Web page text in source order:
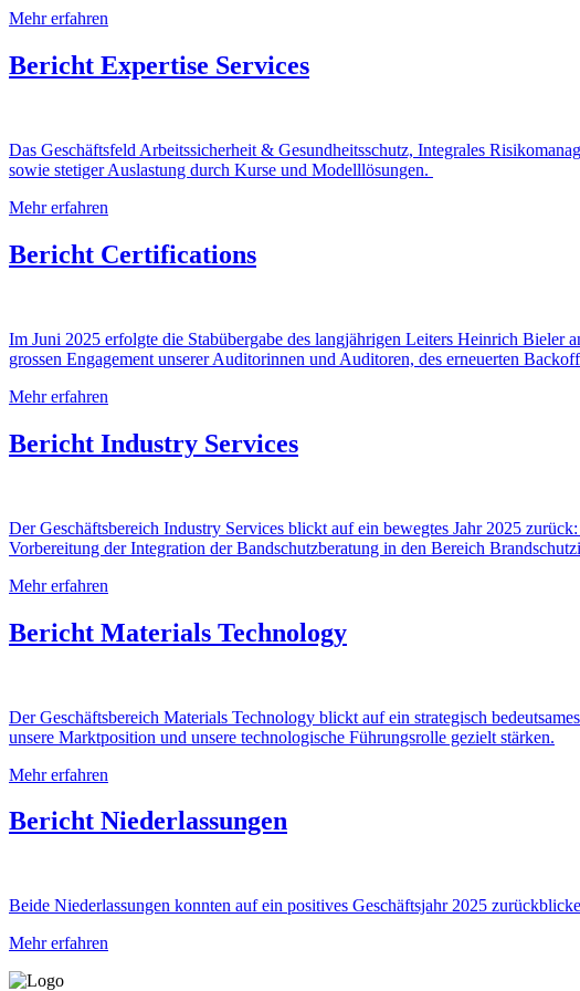
Mehr erfahren
Bericht Expertise Services
Das Geschäftsfeld Arbeitssicherheit & Gesundheitsschutz, Integrales
sowie stetiger Auslastung durch Kurse und Modelllösungen.
Mehr erfahren
Bericht Certifications
Im Juni 2025 erfolgte die Stabübergabe des langjährigen Leiters Heinrich
grossen Engagement unserer Auditorinnen und Auditoren, des erneuerten
Mehr erfahren
Bericht Industry Services
Der Geschäftsbereich Industry Services blickt auf ein bewegtes Jahr 2025
Vorbereitung der Integration der Bandschutzberatung in den Bereich
Mehr erfahren
Bericht Materials Technology
Der Geschäftsbereich Materials Technology blickt auf ein strategisch
unsere Marktposition und unsere technologische Führungsrolle gezielt stärken.
Mehr erfahren
Bericht Niederlassungen
Beide Niederlassungen konnten auf ein positives Geschäftsjahr 2025
Mehr erfahren